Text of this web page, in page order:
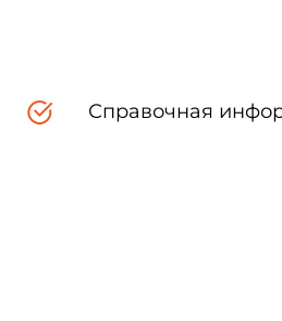
Справочная